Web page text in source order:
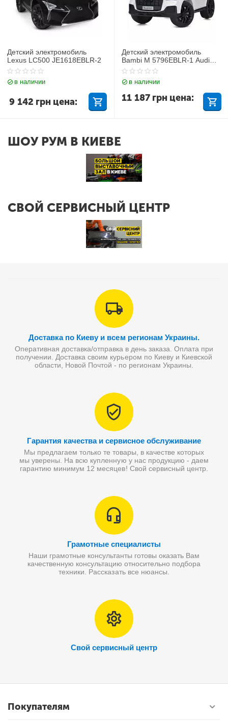
Детский электромобиль
Lexus LC500 JE1618EBLR-2
в наличии
9 142 грн цена:
Детский электромобиль
Bambi M 5796EBLR-1 Audi
Q7
в наличии
11 187 грн цена:
ШОУ РУМ В КИЕВЕ
СВОЙ СЕРВИСНЫЙ ЦЕНТР
Доставка по Киеву и всем регионам Украины.
Оперативная доставка/отправка в день заказа. Оплата при
получении. Доставка своим курьером по Киеву и Киевской
области, Новой Почтой - по регионам Украины.
Гарантия качества и сервисное обслуживание
Мы предлагаем только те товары, в качестве которых
мы уверены. На всю купленную у нас продукцию - даем
гарантию минимум 12 месяцев! Свой сервисный центр.
Грамотные специалисты
Наши грамотные консультанты готовы оказать Вам
качественную консультацию относительно подбора
техники. Рассказать все нюансы.
Свой сервисный центр
Покупателям